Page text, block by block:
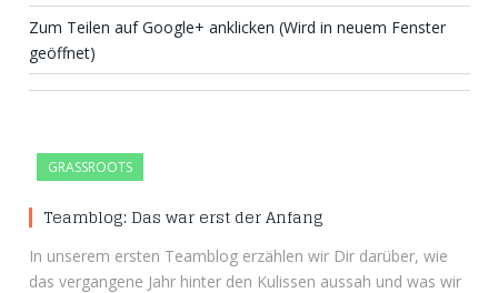
Zum Teilen auf Google+ anklicken (Wird in neuem Fenster
geöffnet)
GRASSROOTS
Teamblog: Das war erst der Anfang
In unserem ersten Teamblog erzählen wir Dir darüber, wie
das vergangene Jahr hinter den Kulissen aussah und was wir